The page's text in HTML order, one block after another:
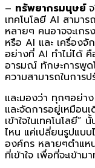
– ทรัพยากรมนุษย์
เทคโนโลยี AI สามา
หลายๆ คนอาจจะเก
หรือ AI และ เครื่อง
อย่างที่ AI ทำไม่ได้
อารมณ์ ทักษะการพูด
ความสามารถในกา
และมองว่า ทุกๆอย่
และจัดการอยู่เหมือน
เข้าใจในเทคโนโลยี
ไหน แค่เปลี่ยนรูปแบบ
องค์กร หลายๆตำแห
ที่เข้าใจ เพื่อที่จะเข้า